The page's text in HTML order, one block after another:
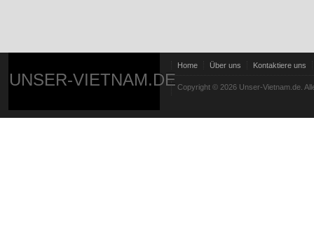
UNSER-VIETNAM.DE
Home Über uns Kontaktiere uns
Copyright © 2026 Unser-Vietnam.de.